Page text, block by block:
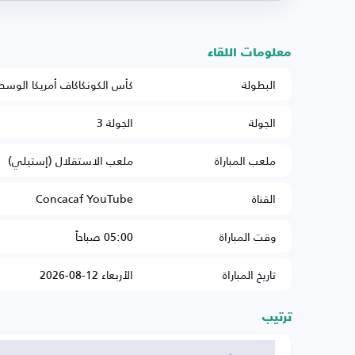
معلومات اللقاء
البطولة
كأس الكونكاكاف أمريكا
الجولة
الجولة 3
ملعب المباراة
ملعب الاستقلال (إستيلي)
القناة
Concacaf YouTube
وقت المباراة
05:00 صباحاً
تاريخ المباراة
الأربعاء 12-08-2026
ترتيب